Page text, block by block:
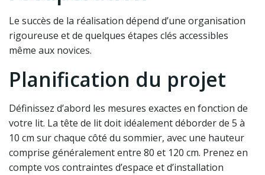
Le succès de la réalisation dépend d’une organisation
rigoureuse et de quelques étapes clés accessibles
même aux novices.
Planification du projet
Définissez d’abord les mesures exactes en fonction de
votre lit. La tête de lit doit idéalement déborder de 5 à
10 cm sur chaque côté du sommier, avec une hauteur
comprise généralement entre 80 et 120 cm. Prenez en
compte vos contraintes d’espace et d’installation